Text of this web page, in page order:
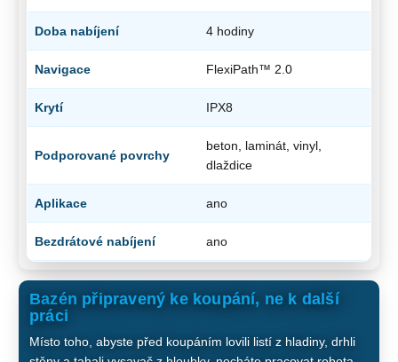
Doba nabíjení 4 hodiny
Navigace FlexiPath™ 2.0
Krytí IPX8
Podporované povrchy
beton, laminát, vinyl,
dlaždice
Aplikace ano
Bezdrátové nabíjení ano
Bazén připravený ke koupání, ne k další
práci
Místo toho, abyste před koupáním lovili listí z hladiny, drhli